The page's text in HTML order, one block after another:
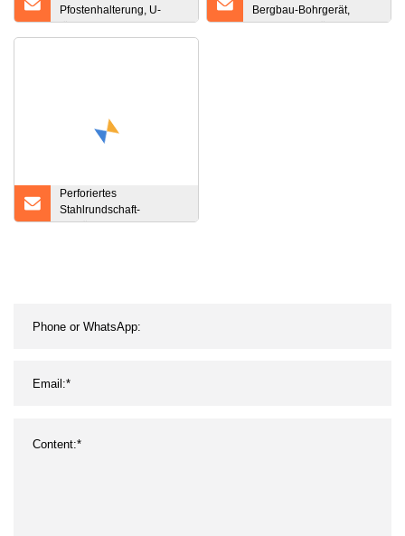
Pfostenhalterung, U-
förmiger
Bergbau-Bohrgerät,
Ankerbohrgerät
Perforiertes
Stahlrundschaft-
Schrägpfeilerfundament